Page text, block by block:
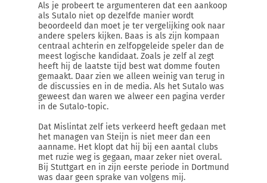
Als je probeert te argumenteren dat een aankoop
als Sutalo niet op dezelfde manier wordt
beoordeeld dan moet je ter vergelijking ook naar
andere spelers kijken. Baas is als zijn kompaan
centraal achterin en zelfopgeleide speler dan de
meest logische kandidaat. Zoals je zelf al zegt
heeft hij de laatste tijd best wat domme fouten
gemaakt. Daar zien we alleen weinig van terug in
de discussies en in de media. Als het Sutalo was
geweest dan waren we alweer een pagina verder
in de Sutalo-topic.
Dat Mislintat zelf iets verkeerd heeft gedaan met
het managen van Steijn is niet meer dan een
aanname. Het klopt dat hij bij een aantal clubs
met ruzie weg is gegaan, maar zeker niet overal.
Bij Stuttgart en in zijn eerste periode in Dortmund
was daar geen sprake van volgens mij.